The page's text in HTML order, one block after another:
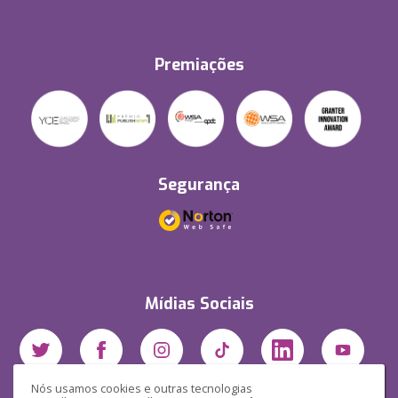
Nós usamos cookies e outras tecnologias
Premiações
Segurança
Mídias Sociais